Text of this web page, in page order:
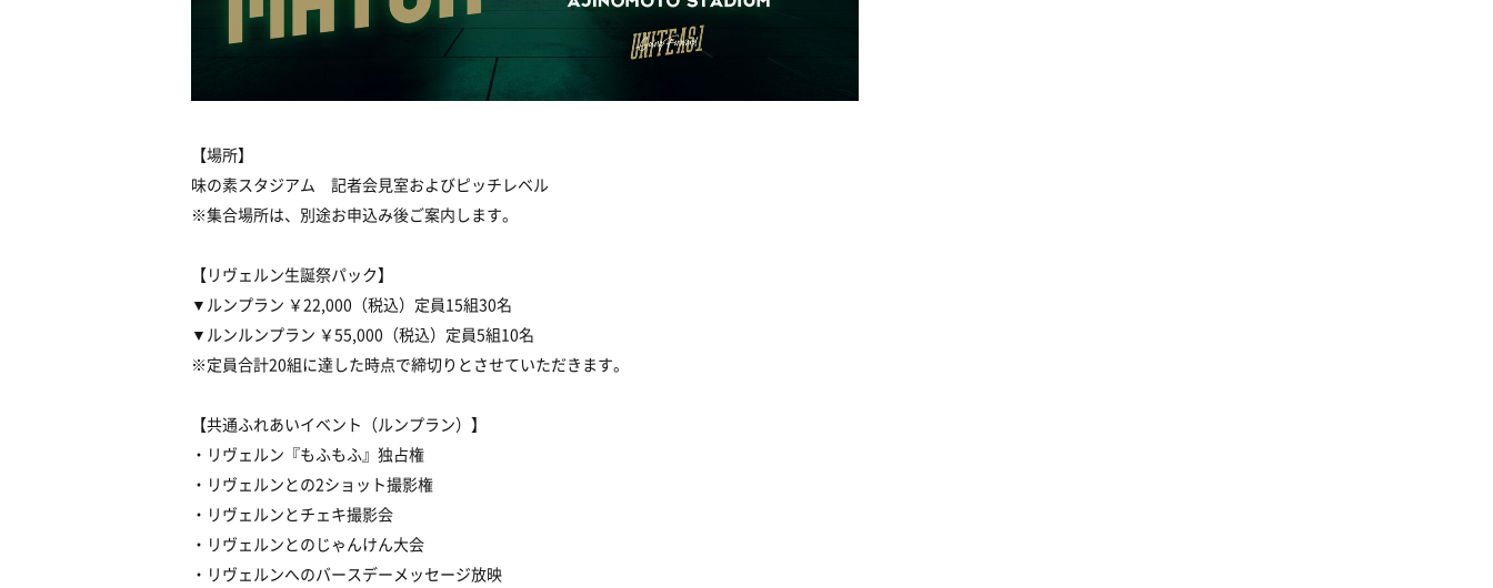
【場所】
味の素スタジアム 記者会見室およびピッチレベル
※集合場所は、別途お申込み後ご案内します。
【リヴェルン生誕祭パック】
▼ルンプラン ￥22,000（税込）定員15組30名
▼ルンルンプラン ￥55,000（税込）定員5組10名
※定員合計20組に達した時点で締切りとさせていただきます。
【共通ふれあいイベント（ルンプラン）】
・リヴェルン『もふもふ』独占権
・リヴェルンとの2ショット撮影権
・リヴェルンとチェキ撮影会
・リヴェルンとのじゃんけん大会
・リヴェルンへのバースデーメッセージ放映